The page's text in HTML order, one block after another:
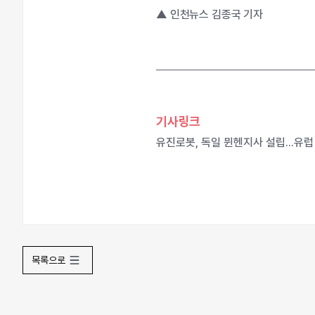
▲ 인천뉴스 김종국 기자
기사링크
유진로봇, 독일 뮌헨지사 설립...유
목록으로